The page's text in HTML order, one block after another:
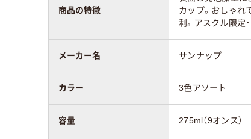
商品の特徴
カップ。おしゃれ
利。アスクル限定
メーカー名 サンナップ
カラー 3色アソート
容量 275ml（9オンス）